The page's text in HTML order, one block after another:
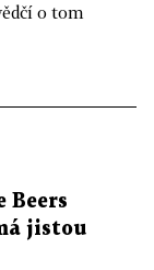
o tom
Beers
jistou